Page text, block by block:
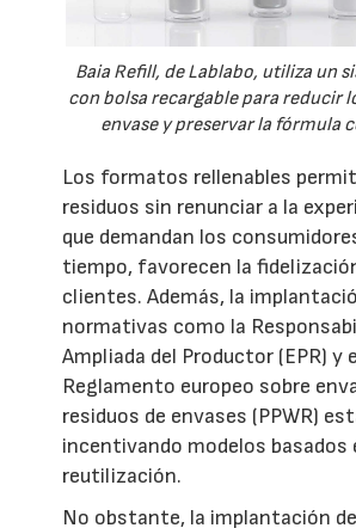
Baia Refill, de Lablabo, utiliza un
con bolsa recargable para reducir
envase y preservar la fórmula
Los formatos rellenables
residuos sin renunciar a la
que demandan los
tiempo, favorecen la
clientes. Además, la
normativas como la
Ampliada del Productor (EPR) y
Reglamento europeo sobre
residuos de envases (PPWR)
incentivando modelos basados
reutilización.
No obstante, la implantación